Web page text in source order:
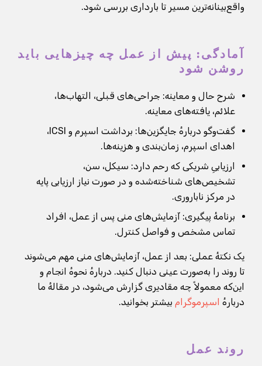
واقع‌بینانه‌ترین مسیر تا بارداری بررسی شود.
آمادگی: پیش از عمل چه چیزهایی باید
روشن شود
شرح حال و معاینه: جراحی‌های قبلی، التهاب‌ها،
علائم، یافته‌های معاینه.
گفت‌وگو دربارهٔ جایگزین‌ها: برداشت اسپرم و ICSI،
اهدای اسپرم، زمان‌بندی و هزینه‌ها.
ارزیابیِ شریکی که رحم دارد: سیکل، سن،
تشخیص‌های شناخته‌شده و در صورت نیاز ارزیابی پایه
در مرکز ناباروری.
برنامهٔ پیگیری: آزمایش‌های منی پس از عمل، افراد
تماس مشخص و فواصل کنترل.
یک نکتهٔ عملی: بعد از عمل، آزمایش‌های منی مهم می‌شوند
تا روند را به‌صورت عینی دنبال کنید. دربارهٔ نحوهٔ انجام و
این‌که معمولاً چه مقادیری گزارش می‌شود، در مقالهٔ ما
دربارهٔ اسپرموگرام بیشتر بخوانید.
روند عمل